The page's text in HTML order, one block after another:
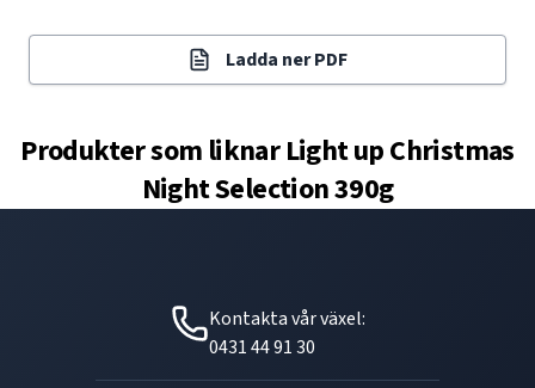
Ladda ner PDF
Produkter som liknarLight up Christmas
Night Selection 390g
Kontakta vår växel:
0431 44 91 30